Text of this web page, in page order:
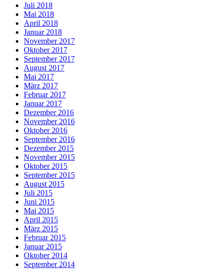
Juli 2018
Mai 2018
April 2018
Januar 2018
November 2017
Oktober 2017
September 2017
August 2017
Mai 2017
März 2017
Februar 2017
Januar 2017
Dezember 2016
November 2016
Oktober 2016
September 2016
Dezember 2015
November 2015
Oktober 2015
September 2015
August 2015
Juli 2015
Juni 2015
Mai 2015
April 2015
März 2015
Februar 2015
Januar 2015
Oktober 2014
September 2014